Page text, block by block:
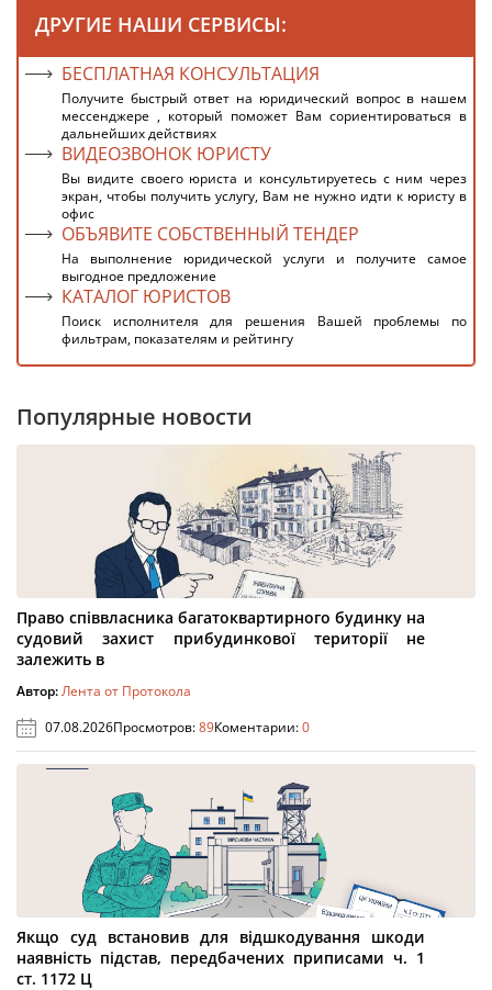
ДРУГИЕ НАШИ СЕРВИСЫ:
БЕСПЛАТНАЯ КОНСУЛЬТАЦИЯ
Получите быстрый ответ на юридический вопрос в нашем
мессенджере , который поможет Вам сориентироваться в
дальнейших действиях
ВИДЕОЗВОНОК ЮРИСТУ
Вы видите своего юриста и консультируетесь с ним через
экран, чтобы получить услугу, Вам не нужно идти к юристу в
офис
ОБЪЯВИТЕ СОБСТВЕННЫЙ ТЕНДЕР
На выполнение юридической услуги и получите самое
выгодное предложение
КАТАЛОГ ЮРИСТОВ
Поиск исполнителя для решения Вашей проблемы по
фильтрам, показателям и рейтингу
Популярные новости
Право співвласника багатоквартирного будинку на
судовий захист прибудинкової території не
залежить в
Автор:Лента от Протокола
07.08.2026Просмотров:89Коментарии:0
Якщо суд встановив для відшкодування шкоди
наявність підстав, передбачених приписами ч. 1
ст. 1172 Ц